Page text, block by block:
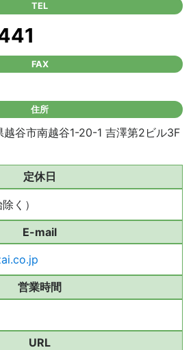
TEL
FAX
住所
谷市南越谷1-20-1 吉澤第2ビル3F
定休日
く）
E-mail
営業時間
URL